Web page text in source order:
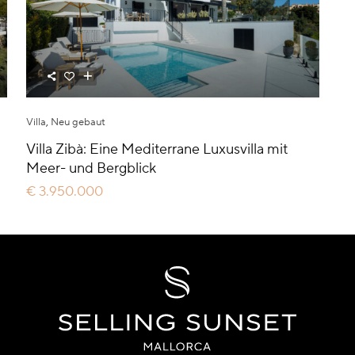
Villa, Neu gebaut
Villa Zibà: Eine Mediterrane Luxusvilla mit
Meer- und Bergblick
€ 3.950.000